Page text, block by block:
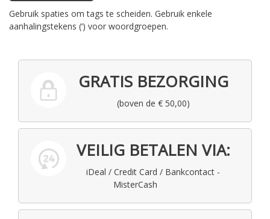
Gebruik spaties om tags te scheiden. Gebruik enkele
aanhalingstekens (‘) voor woordgroepen.
GRATIS BEZORGING
(boven de € 50,00)
VEILIG BETALEN VIA:
iDeal / Credit Card / Bankcontact -
MisterCash